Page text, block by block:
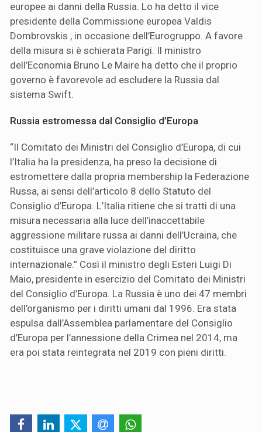
europee ai danni della Russia. Lo ha detto il vice
presidente della Commissione europea Valdis
Dombrovskis , in occasione dell’Eurogruppo. A favore
della misura si è schierata Parigi. Il ministro
dell’Economia Bruno Le Maire ha detto che il proprio
governo è favorevole ad escludere la Russia dal
sistema Swift.
Russia estromessa dal Consiglio d’Europa
“Il Comitato dei Ministri del Consiglio d’Europa, di cui
l’Italia ha la presidenza, ha preso la decisione di
estromettere dalla propria membership la Federazione
Russa, ai sensi dell’articolo 8 dello Statuto del
Consiglio d’Europa. L’Italia ritiene che si tratti di una
misura necessaria alla luce dell’inaccettabile
aggressione militare russa ai danni dell’Ucraina, che
costituisce una grave violazione del diritto
internazionale.” Così il ministro degli Esteri Luigi Di
Maio, presidente in esercizio del Comitato dei Ministri
del Consiglio d’Europa. La Russia è uno dei 47 membri
dell’organismo per i diritti umani dal 1996. Era stata
espulsa dall’Assemblea parlamentare del Consiglio
d’Europa per l’annessione della Crimea nel 2014, ma
era poi stata reintegrata nel 2019 con pieni diritti.